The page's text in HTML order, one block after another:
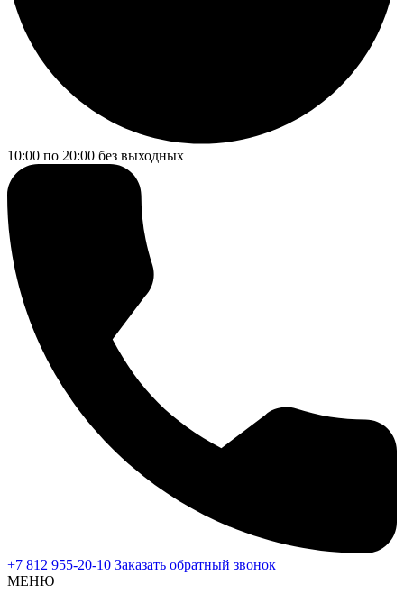
10:00 по 20:00 без выходных
+7 812 955-20-10 Заказать обратный звонок
МЕНЮ